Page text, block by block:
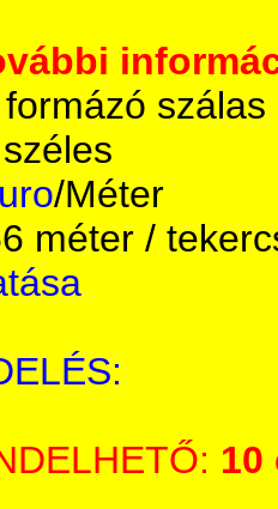
szálas
/Méter
méter /
10